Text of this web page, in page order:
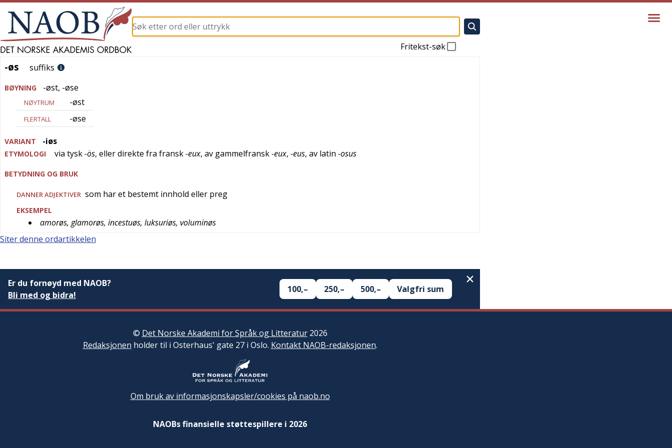
Fritekst-søk
-øs
-øs suffiks
BØYNING -øst, -øse
NØYTRUM -øst
FLERTALL -øse
VARIANT -iøs
ETYMOLOGI via tysk-ös, eller direkte fra fransk-eux, av gammelfransk-eux, -eus, av latin -osus
BETYDNING OG BRUK
DANNER ADJEKTIVER som har et bestemt innhold eller preg
EKSEMPEL
amorøs, glamorøs, incestuøs, luksuriøs, voluminøs
Siter denne ordartikkelen
Er du fornøyd med NAOB?
Bli med og bidra!
100,– 250,– 500,– Valgfri sum
© Det Norske Akademi for Språk og Litteratur2026
Redaksjonen holder til i Osterhaus' gate 27 i Oslo. Kontakt NAOB-redaksjonen.
Om bruk av informasjonskapsler/cookies på naob.no
NAOBs finansielle støttespillere i 2026